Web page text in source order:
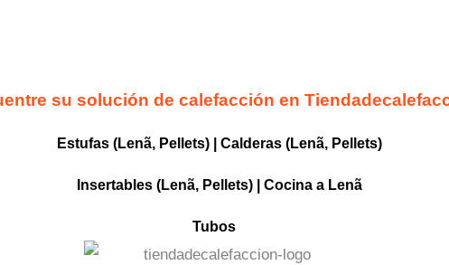
su solución de calefacción en
Estufas (Lenã, Pellets) Calderas (Lenã, Pellets)
Insertables (Lenã, Pellets) | Cocina a Lenã
Tubos